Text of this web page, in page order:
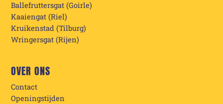
Ballefruttersgat (Goirle)
Kaaiengat (Riel)
Kruikenstad (Tilburg)
Wringersgat (Rijen)
OVER ONS
Contact
Openingstijden